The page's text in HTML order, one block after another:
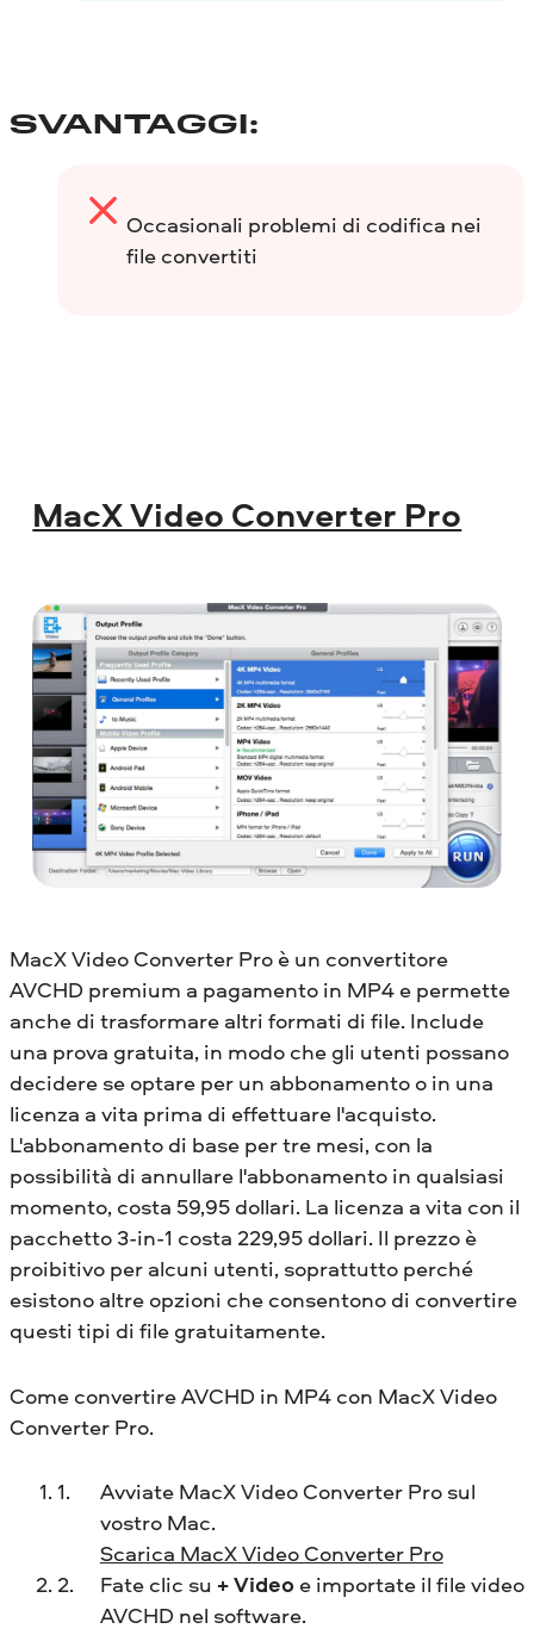
SVANTAGGI:
Occasionali problemi di codifica nei
file convertiti
MacX Video Converter Pro
MacX Video Converter Pro è un convertitore
AVCHD premium a pagamento in MP4 e permette
anche di trasformare altri formati di file. Include
una prova gratuita, in modo che gli utenti possano
decidere se optare per un abbonamento o in una
licenza a vita prima di effettuare l'acquisto.
L'abbonamento di base per tre mesi, con la
possibilità di annullare l'abbonamento in qualsiasi
momento, costa 59,95 dollari. La licenza a vita con il
pacchetto 3-in-1 costa 229,95 dollari. Il prezzo è
proibitivo per alcuni utenti, soprattutto perché
esistono altre opzioni che consentono di convertire
questi tipi di file gratuitamente.
Come convertire AVCHD in MP4 con MacX Video
Converter Pro.
Avviate MacX Video Converter Pro sul
vostro Mac.
Scarica MacX Video Converter Pro
Fate clic su + Video e importate il file video
AVCHD nel software.